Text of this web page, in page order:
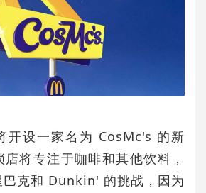
开设一家名为 CosMc's 的新
将专注于咖啡和其他饮料，
巴克和 Dunkin' 的挑战，因为